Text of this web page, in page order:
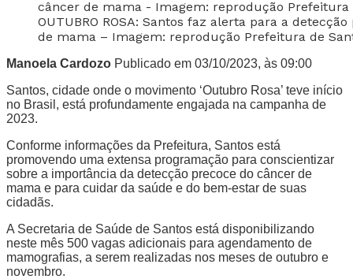
OUTUBRO ROSA: Santos faz alerta para a
de mama – Imagem: reprodução Prefeitura de
Manoela Cardozo Publicado em 03/10/2023, às 09:00
Santos, cidade onde o movimento ‘Outubro Rosa’ teve início
no Brasil, está profundamente engajada na campanha de
2023.
Conforme informações da Prefeitura, Santos está
promovendo uma extensa programação para conscientizar
sobre a importância da detecção precoce do câncer de
mama e para cuidar da saúde e do bem-estar de suas
cidadãs.
A Secretaria de Saúde de Santos está disponibilizando
neste mês 500 vagas adicionais para agendamento de
mamografias, a serem realizadas nos meses de outubro e
novembro.